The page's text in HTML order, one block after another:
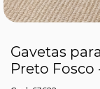
Gavetas
Preto